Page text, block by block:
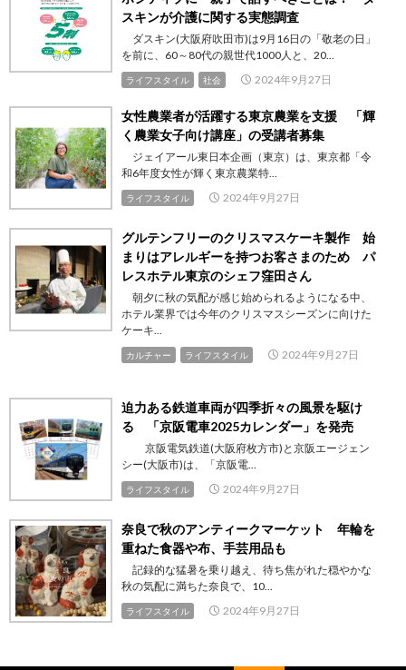
スキンが介護に関する実態調査
ダスキン(大阪府吹田市)は9月16日の「敬老の日」
を前に、60～80代の親世代1000人と、20...
ライフスタイル 社会 2024年9月27日
女性農業者が活躍する東京農業を支援 「輝
く農業女子向け講座」の受講者募集
ジェイアール東日本企画（東京）は、東京都「令
和6年度女性が輝く東京農業特...
ライフスタイル 2024年9月27日
グルテンフリーのクリスマスケーキ製作 始
まりはアレルギーを持つお客さまのため パ
レスホテル東京のシェフ窪田さん
朝夕に秋の気配が感じ始められるようになる中、
ホテル業界では今年のクリスマスシーズンに向けた
ケーキ...
カルチャー ライフスタイル 2024年9月27日
迫力ある鉄道車両が四季折々の風景を駆け
る 「京阪電車2025カレンダー」を発売
京阪電気鉄道(大阪府枚方市)と京阪エージェン
シー(大阪市)は、「京阪電...
ライフスタイル 2024年9月27日
奈良で秋のアンティークマーケット 年輪を
重ねた食器や布、手芸用品も
記録的な猛暑を乗り越え、待ち焦がれた穏やかな
秋の気配に満ちた奈良で、10...
ライフスタイル 2024年9月27日